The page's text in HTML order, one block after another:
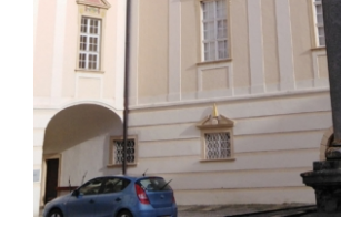
Easy language
English